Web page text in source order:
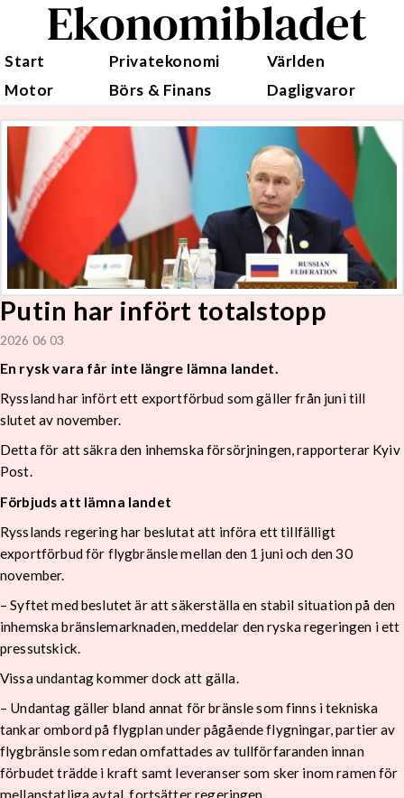
Ekonomibladet
Start Privatekonomi
Världen
Motor
Börs & Finans Dagligvaror
Putin har infört totalstopp
2026 06 03
En rysk vara får inte längre lämna landet.
Ryssland har infört ett exportförbud som gäller från juni till
slutet av november.
Detta för att säkra den inhemska försörjningen, rapporterar Kyiv
Post.
Förbjuds att lämna landet
Rysslands regering har beslutat att införa ett tillfälligt
exportförbud för flygbränsle mellan den 1 juni och den 30
november.
– Syftet med beslutet är att säkerställa en stabil situation på den
inhemska bränslemarknaden, meddelar den ryska regeringen i ett
pressutskick.
Vissa undantag kommer dock att gälla.
– Undantag gäller bland annat för bränsle som finns i tekniska
tankar ombord på flygplan under pågående flygningar, partier av
flygbränsle som redan omfattades av tullförfaranden innan
förbudet trädde i kraft samt leveranser som sker inom ramen för
mellanstatliga avtal, fortsätter regeringen.